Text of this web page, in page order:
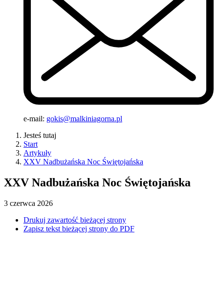
e-mail: gokis@malkiniagorna.pl
Jesteś tutaj
Start
Artykuły
XXV Nadbużańska Noc Świętojańska
XXV Nadbużańska Noc Świętojańska
3 czerwca 2026
Drukuj zawartość bieżącej strony
Zapisz tekst bieżącej strony do PDF